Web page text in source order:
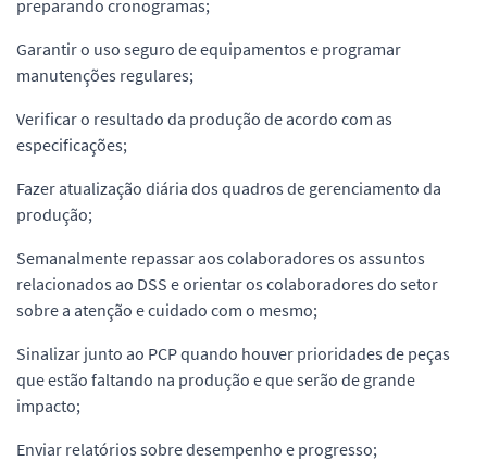
preparando cronogramas;
Garantir o uso seguro de equipamentos e programar
manutenções regulares;
Verificar o resultado da produção de acordo com as
especificações;
Fazer atualização diária dos quadros de gerenciamento da
produção;
Semanalmente repassar aos colaboradores os assuntos
relacionados ao DSS e orientar os colaboradores do setor
sobre a atenção e cuidado com o mesmo;
Sinalizar junto ao PCP quando houver prioridades de peças
que estão faltando na produção e que serão de grande
impacto;
Enviar relatórios sobre desempenho e progresso;